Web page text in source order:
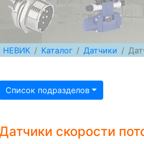
НЕВИК Каталог Датчики
Список подразделов
скорости